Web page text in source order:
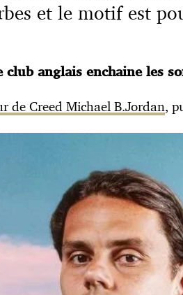
et le motif est
club anglais enchaine les
de Creed Michael B.Jordan,